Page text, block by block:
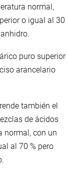
normal,
o igual al 30
puro superior
arancelario
también el
de ácidos
normal, con un
al 70 % pero